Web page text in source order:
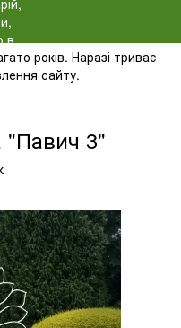
років. Наразі триває
сайту.
"Павич 3"